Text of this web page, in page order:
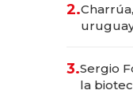
millones
2.
3.Sergio
la